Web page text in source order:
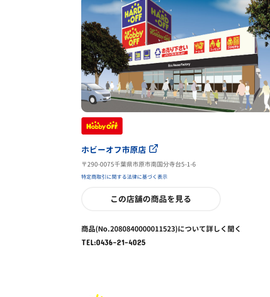
ホビーオフ市原店
〒290-0075千葉県市原市南国分寺台5-1-6
特定商取引に関する法律に基づく表示
この店舗の商品を見る
商品(No.2080840000011523)について詳しく聞く
TEL:0436-21-4025